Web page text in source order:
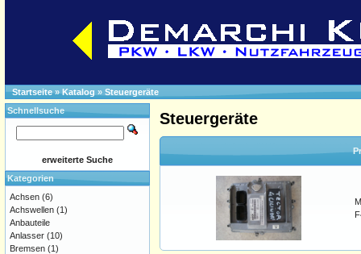
Startseite»Katalog » Steuergeräte
Steuergeräte
Schnellsuche
erweiterte Suche
Kategorien
Achsen (6)
Achswellen (1)
Anbauteile
Anlasser (10)
Bremsen (1)